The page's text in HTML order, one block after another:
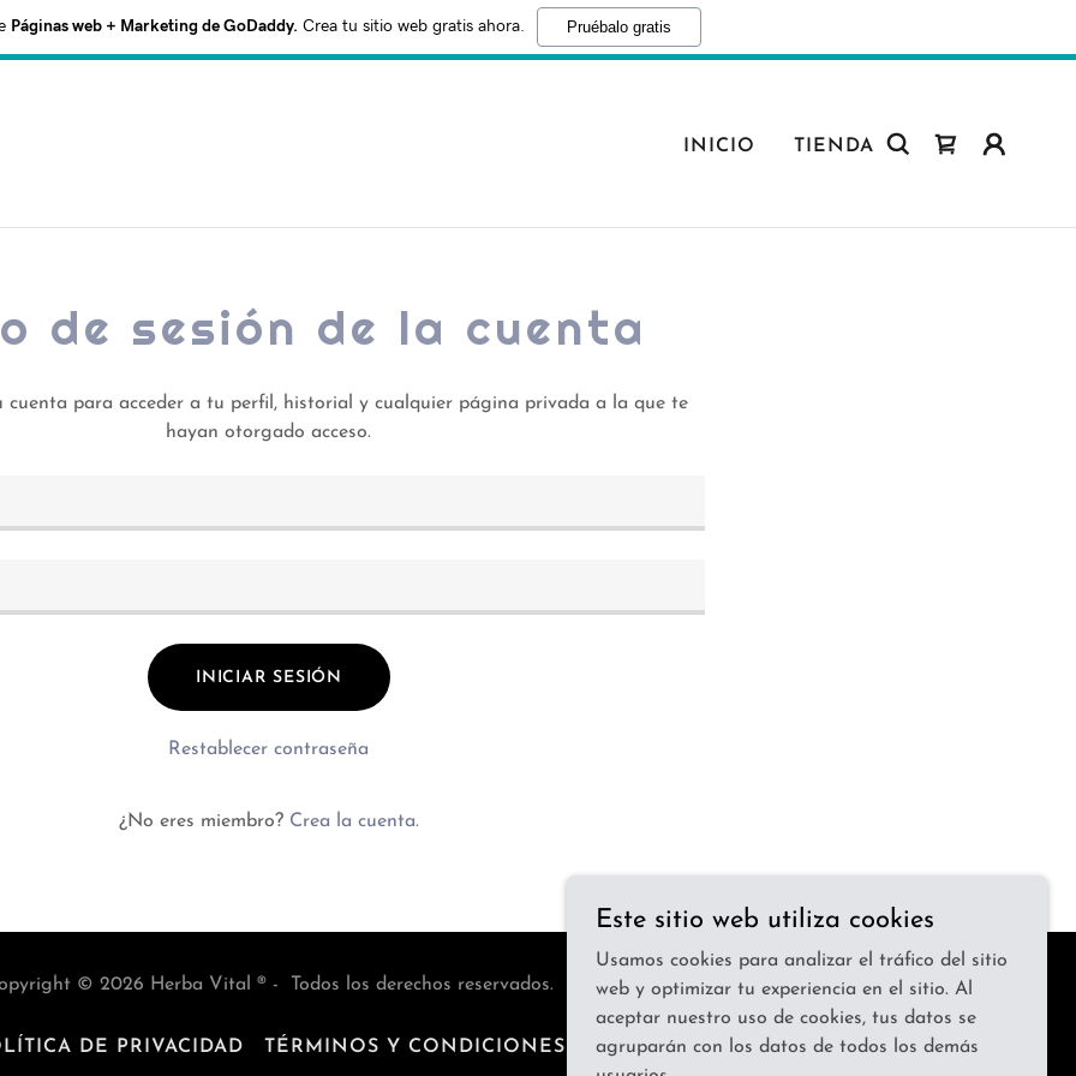
Páginas web + Marketing de GoDaddy. Crea tu sitio web gratis ahora. Pruébalo gratis
INICIO TIENDA
de sesión de la cuenta
cuenta para acceder a tu perfil, historial y cualquier página privada a la que te
hayan otorgado acceso.
INICIAR SESIÓN
Restablecer contraseña
¿No eres miembro? Crea la cuenta.
© 2026 Herba Vital ® - Todos los derechos reservados.
DE PRIVACIDAD TÉRMINOS Y CONDICIONES
Este sitio web utiliza cookies
Usamos cookies para analizar el tráfico del sitio
web y optimizar tu experiencia en el sitio. Al
aceptar nuestro uso de cookies, tus datos se
agruparán con los datos de todos los demás